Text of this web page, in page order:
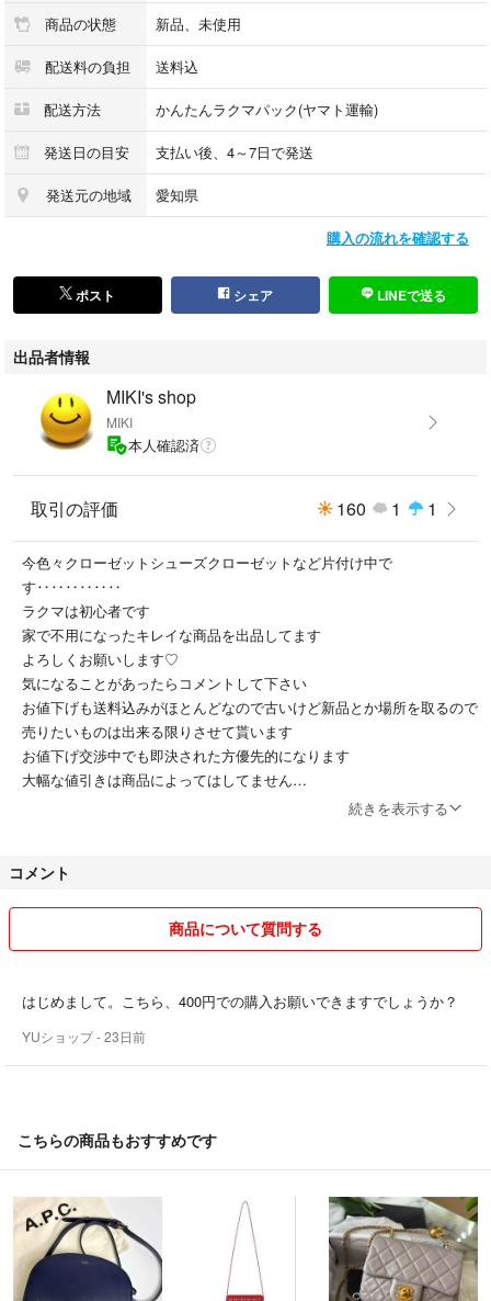
商品の状態 新品、未使用
配送料の負担 送料込
配送方法 かんたんラクマパック(ヤマト運輸)
発送日の目安 支払い後、4～7日で発送
発送元の地域 愛知県
購入の流れを確認する
ポスト シェア LINEで送る
出品者情報
MIKI's shop
MIKI
本人確認済
取引の評価 160 1 1
今色々クローゼットシューズクローゼットなど片付け中で
す‥‥‥‥‥‥
ラクマは初心者です
家で不用になったキレイな商品を出品してます
よろしくお願いします♡
気になることがあったらコメントして下さい
お値下げも送料込みがほとんどなので古いけど新品とか場所を取るので
売りたいものは出来る限りさせて貰います
お値下げ交渉中でも即決された方優先的になります
大幅な値引きは商品によってはしてません
商品のクレームやキャンセルや返品はお断りしています そうならない
梱包もなるべく丁寧に箱があったら使いながら割れ物は箱がない時はし
コンパクトにリサイクルも使うこともあります
気になる方はまたコメントで聞いてください
ペット喫煙者ないです
送料がありますので地域によってその分だけプラスしますね
続きを表示する
コメント
商品について質問する
はじめまして。こちら、400円での購入お願いできますでしょうか？
YUショップ- 23日前
こちらの商品もおすすめです